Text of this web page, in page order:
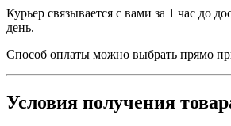
Курьер связывается с вами за 1 час до
день.
Способ оплаты можно выбрать прямо
Условия получения